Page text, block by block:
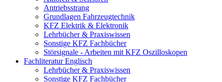
Antriebsstrang
Grundlagen Fahrzeugtechnik
KFZ Elektrik & Elektronik
Lehrbücher & Praxiswissen
Sonstige KFZ Fachbücher
Störsignale - Arbeiten mit KFZ Oszilloskopen
Fachliteratur Englisch
Lehrbücher & Praxiswissen
Sonstige KFZ Fachbücher